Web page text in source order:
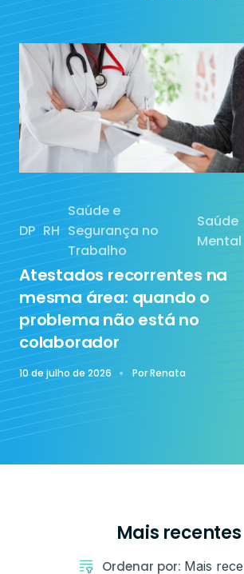
Saúde Mental
Sem categoria
Treinamento
DP RH
Saúde e
Segurança no
Trabalho
Saúde
Mental
Atestados recorrentes na
mesma área: quando o
problema não está no
colaborador
10 de julho de 2026 PorRenata
Mais recentes
Ordenar por: Mais